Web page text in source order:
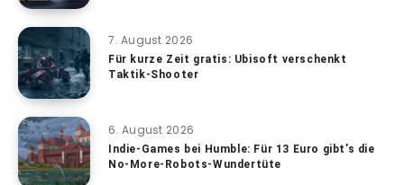
7. August 2026
Für kurze Zeit gratis: Ubisoft verschenkt
Taktik-Shooter
6. August 2026
Indie-Games bei Humble: Für 13 Euro gibt’s die
No-More-Robots-Wundertüte